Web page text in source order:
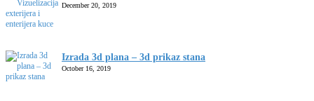
December 20, 2019
Izrada 3d plana – 3d prikaz stana
October 16, 2019